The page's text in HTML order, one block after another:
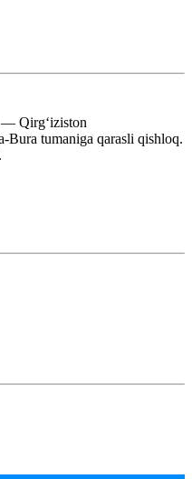
Qirgʻiziston
Bura tumaniga qarasli qishloq.